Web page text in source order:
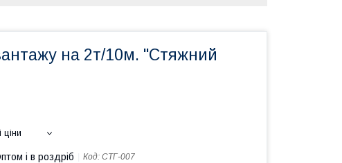
на 2т/10м. "Стяжний
ціни
і в роздріб Код: СТГ-007